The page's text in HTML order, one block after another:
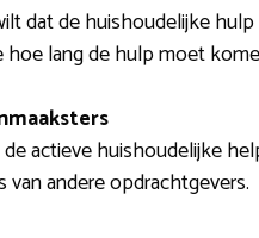
dat de huishoudelijke hulp
hoe lang de hulp moet
actieve huishoudelijke
van andere opdrachtgevers.